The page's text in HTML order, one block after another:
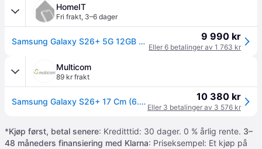
HomeIT
Fri frakt, 3–6 dager
Samsung Galaxy S26+ 5G 12GB RAM 256GB Cobald Violet 9 990 kr
Eller 6 betalinger av 1 763 kr
Multicom
89 kr frakt
Samsung Galaxy S26+ 17 Cm (6.7") Dual (SM-S947BZVDEUE) 10 380 kr
Eller 3 betalinger av 3 576 kr
*Kjøp først, betal senere: Kreditttid: 30 dager. 0 % årlig rente. 3–
48 måneders finansiering med Klarna: Priseksempel: Et kjøp på